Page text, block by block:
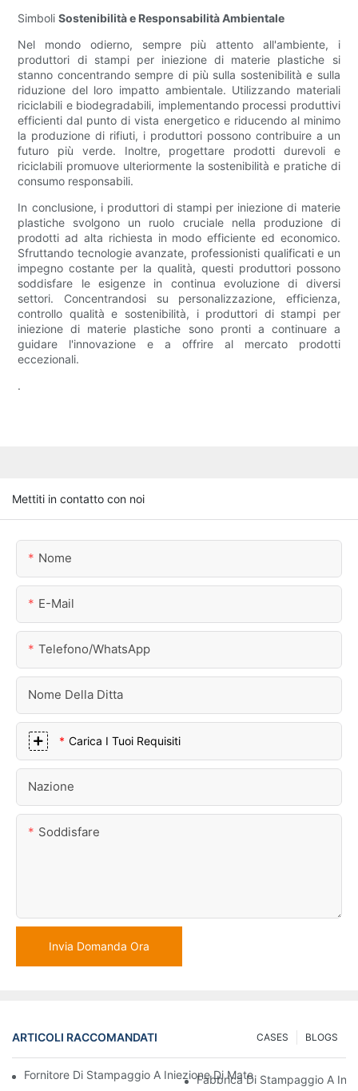
SimboliSostenibilità e Responsabilità Ambientale
Nel mondo odierno, sempre più attento all'ambiente, i
produttori di stampi per iniezione di materie plastiche si
stanno concentrando sempre di più sulla sostenibilità e sulla
riduzione del loro impatto ambientale. Utilizzando materiali
riciclabili e biodegradabili, implementando processi produttivi
efficienti dal punto di vista energetico e riducendo al minimo
la produzione di rifiuti, i produttori possono contribuire a un
futuro più verde. Inoltre, progettare prodotti durevoli e
riciclabili promuove ulteriormente la sostenibilità e pratiche di
consumo responsabili.
In conclusione, i produttori di stampi per iniezione di materie
plastiche svolgono un ruolo cruciale nella produzione di
prodotti ad alta richiesta in modo efficiente ed economico.
Sfruttando tecnologie avanzate, professionisti qualificati e un
impegno costante per la qualità, questi produttori possono
soddisfare le esigenze in continua evoluzione di diversi
settori. Concentrandosi su personalizzazione, efficienza,
controllo qualità e sostenibilità, i produttori di stampi per
iniezione di materie plastiche sono pronti a continuare a
guidare l'innovazione e a offrire al mercato prodotti
eccezionali.
.
Mettiti in contatto con noi
Nome
E-Mail
Telefono/WhatsApp
Nome Della Ditta
Carica I Tuoi Requisiti
Nazione
Soddisfare
Invia Domanda Ora
ARTICOLI RACCOMANDATI BLOGS
CASES
Fornitore Di Stampaggio A Iniezione Di Materie Plastiche Con
Fabbrica Di Stampaggio A